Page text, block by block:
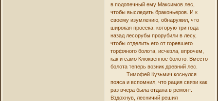
в подопечный ему Максимов лес,
чтобы выследить браконьеров. И к
своему изумлению, обнаружил, что
широкая просека, которую три года
назад лесорубы прорубили в лесу,
чтобы отделить его от горевшего
торфяного болота, исчезла, впрочем,
как и само Клюквенное болото. Вместо
болота теперь возник древний лес.
Тимофей Кузьмич коснулся
пояса и вспомнил, что рация связи как
раз вчера была отдана в ремонт.
Вздохнув, лесничий решил